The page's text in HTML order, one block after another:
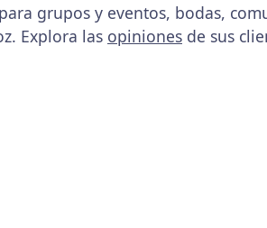
grupos y eventos, bodas,
Explora las opiniones de sus